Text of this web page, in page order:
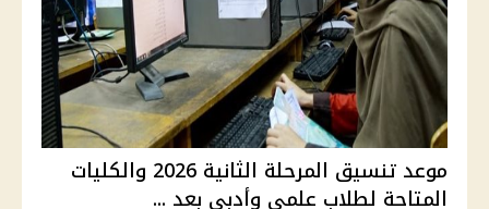
موعد تنسيق المرحلة الثانية 2026 والكليات
المتاحة لطلاب علمي وأدبي بعد ...